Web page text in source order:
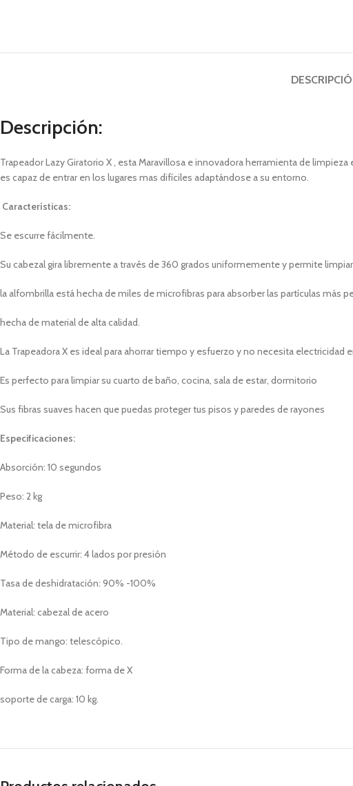
Descripción:
Trapeador Lazy Giratorio X , esta Maravillosa e innovadora herramienta de
es capaz de entrar en los lugares mas difíciles adaptándose a su entorno.
Características:
Se escurre fácilmente.
Su cabezal gira libremente a través de 360 grados uniformemente y permite
la alfombrilla está hecha de miles de microfibras para absorber las partículas más
hecha de material de alta calidad.
La Trapeadora X es ideal para ahorrar tiempo y esfuerzo y no necesita electricidad
Es perfecto para limpiar su cuarto de baño, cocina, sala de estar, dormitorio
Sus fibras suaves hacen que puedas proteger tus pisos y paredes de rayones
Especificaciones:
Absorción: 10 segundos
Peso: 2 kg
Material: tela de microfibra
Método de escurrir: 4 lados por presión
Tasa de deshidratación: 90% -100%
Material: cabezal de acero
Tipo de mango: telescópico.
Forma de la cabeza: forma de X
soporte de carga: 10 kg.